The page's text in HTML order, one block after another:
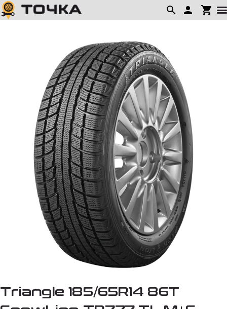
Triangle 185/65R14 86T